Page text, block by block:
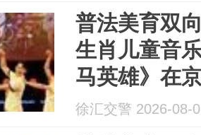
普法美育双
生肖儿童音
马英雄》在
启幕
徐汇交警 2026-08-